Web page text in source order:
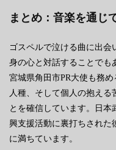
まとめ：音楽を通じ
ゴスペルで泣ける曲に出会
身の心と対話することでも
宮城県角田市PR大使も務
人種、そして個人の抱える
とを確信しています。日本
興支援活動に裏打ちされた
に満ちています。